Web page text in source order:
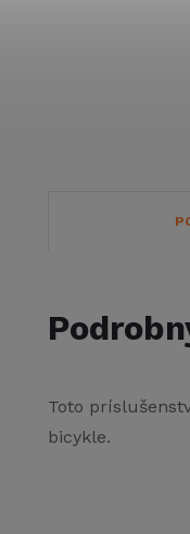
Toto
bicykle.